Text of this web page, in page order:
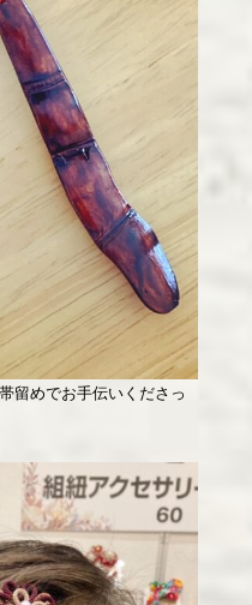
留めでお手伝いくださっ